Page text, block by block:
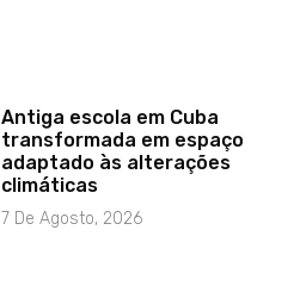
Antiga escola em Cuba
transformada em espaço
adaptado às alterações
climáticas
7 De Agosto, 2026